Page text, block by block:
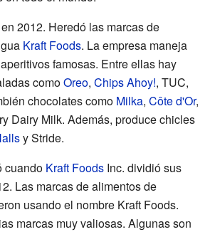
2012. Heredó las marcas de
Kraft Foods. La empresa maneja
famosas. Entre ellas hay
comoOreo, Chips Ahoy!, TUC,
chocolates como Milka, Côte d'Or,
Dairy Milk. Además, produce chicles
y Stride.
cuando Kraft Foods Inc. dividió sus
Las marcas de alimentos de
usando el nombre Kraft Foods.
marcas muy valiosas. Algunas son